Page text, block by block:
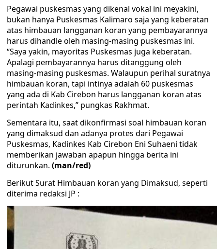
Pegawai puskesmas yang dikenal vokal ini meyakini,
bukan hanya Puskesmas Kalimaro saja yang keberatan
atas himbauan langganan koran yang pembayarannya
harus dihandle oleh masing-masing puskesmas ini.
“Saya yakin, mayoritas Puskesmas juga keberatan.
Apalagi pembayarannya harus ditanggung oleh
masing-masing puskesmas. Walaupun perihal suratnya
himbauan koran, tapi intinya adalah 60 puskesmas
yang ada di Kab Cirebon harus langganan koran atas
perintah Kadinkes,” pungkas Rakhmat.
Sementara itu, saat dikonfirmasi soal himbauan koran
yang dimaksud dan adanya protes dari Pegawai
Puskesmas, Kadinkes Kab Cirebon Eni Suhaeni tidak
memberikan jawaban apapun hingga berita ini
diturunkan. (man/red)
Berikut Surat Himbauan koran yang Dimaksud, seperti
diterima redaksi JP :